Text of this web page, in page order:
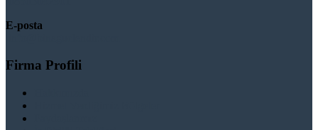
E-posta
Firma Profili